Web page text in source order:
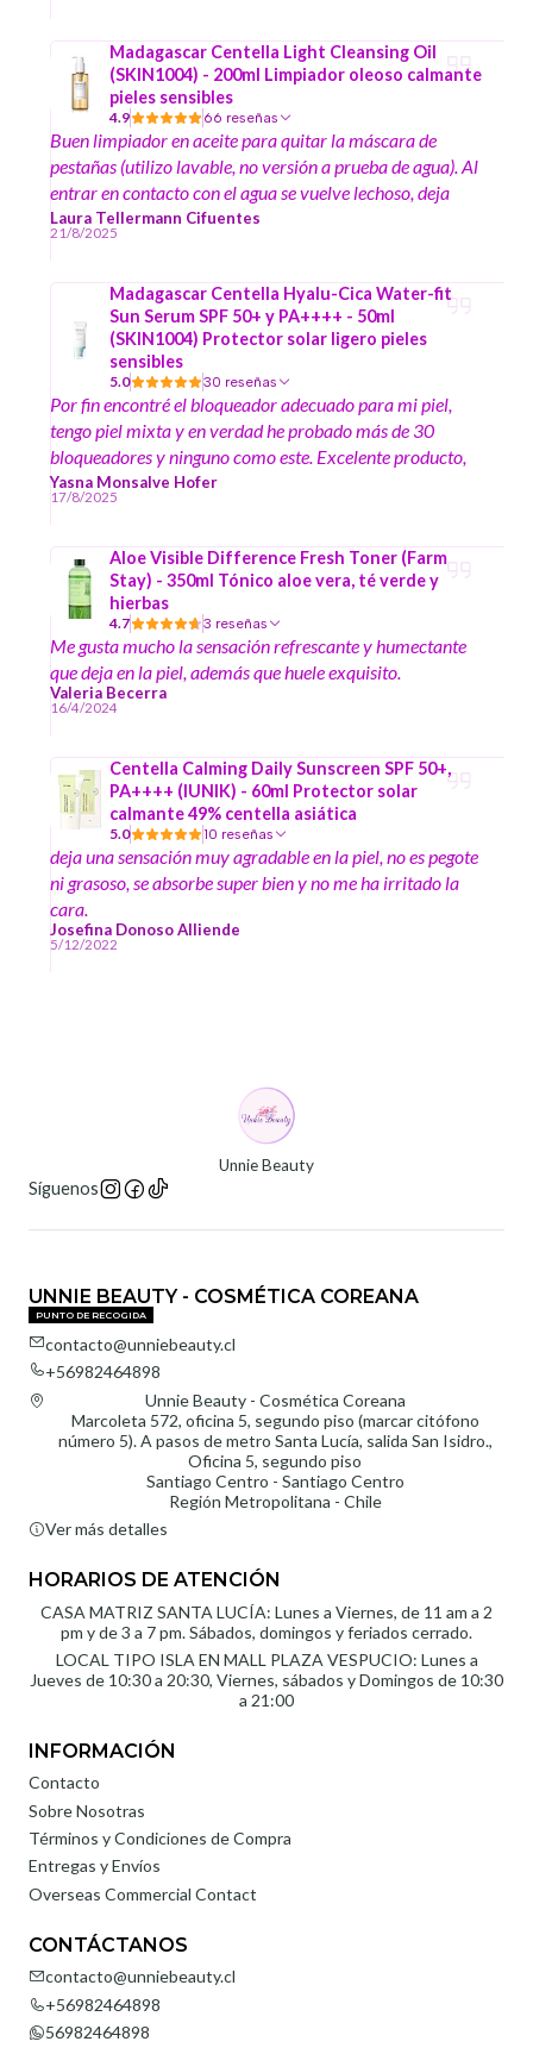
Madagascar Centella Light Cleansing Oil
(SKIN1004) - 200ml Limpiador oleoso calmante
pieles sensibles
4.9 66 reseñas
Buen limpiador en aceite para quitar la máscara de
pestañas (utilizo lavable, no versión a prueba de agua). Al
entrar en contacto con el agua se vuelve lechoso, deja
sensación de limpieza sin resecar.
Laura Tellermann Cifuentes
21/8/2025
Madagascar Centella Hyalu-Cica Water-fit
Sun Serum SPF 50+ y PA++++ - 50ml
(SKIN1004) Protector solar ligero pieles
sensibles
5.0 30 reseñas
Por fin encontré el bloqueador adecuado para mi piel,
tengo piel mixta y en verdad he probado más de 30
bloqueadores y ninguno como este. Excelente producto,
lo recomiendo a mil
Yasna Monsalve Hofer
17/8/2025
Aloe Visible Difference Fresh Toner (Farm
Stay) - 350ml Tónico aloe vera, té verde y
hierbas
4.7 3 reseñas
Me gusta mucho la sensación refrescante y humectante
que deja en la piel, además que huele exquisito.
Valeria Becerra
16/4/2024
Centella Calming Daily Sunscreen SPF 50+,
PA++++ (IUNIK) - 60ml Protector solar
calmante 49% centella asiática
5.0 10 reseñas
deja una sensación muy agradable en la piel, no es pegote
ni grasoso, se absorbe super bien y no me ha irritado la
cara.
Josefina Donoso Alliende
5/12/2022
Unnie Beauty
Síguenos
UNNIE BEAUTY - COSMÉTICA COREANA
PUNTO DE RECOGIDA
contacto@unniebeauty.cl
+56982464898
Unnie Beauty - Cosmética Coreana
Marcoleta 572, oficina 5, segundo piso (marcar citófono
número 5). A pasos de metro Santa Lucía, salida San Isidro.,
Oficina 5, segundo piso
Santiago Centro - Santiago Centro
Región Metropolitana - Chile
Ver más detalles
HORARIOS DE ATENCIÓN
CASA MATRIZ SANTA LUCÍA: Lunes a Viernes, de 11 am a 2
pm y de 3 a 7 pm. Sábados, domingos y feriados cerrado.
LOCAL TIPO ISLA EN MALL PLAZA VESPUCIO: Lunes a
Jueves de 10:30 a 20:30, Viernes, sábados y Domingos de 10:30
a 21:00
INFORMACIÓN
Contacto
Sobre Nosotras
Términos y Condiciones de Compra
Entregas y Envíos
Overseas Commercial Contact
CONTÁCTANOS
contacto@unniebeauty.cl
+56982464898
56982464898